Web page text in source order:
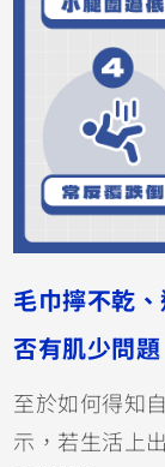
毛巾擰不乾
否有肌少問題
至於如何得知
示，若生活上